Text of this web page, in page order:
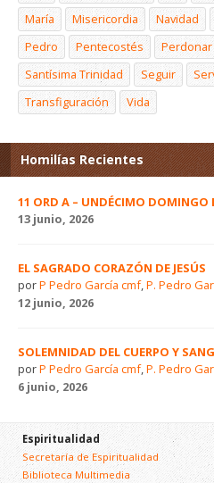
María
Misericordia Navidad
Pedro
Pentecostés Perdonar
Santísima Trinidad
Seguir
Transfiguración
Vida
Homilías Recientes
11 ORD A – UNDÉCIMO DOMINGO
13 junio, 2026
EL SAGRADO CORAZÓN DE JESÚS
porP Pedro García cmf, P. Pedro
12 junio, 2026
SOLEMNIDAD DEL CUERPO Y
porP Pedro García cmf, P. Pedro
6 junio, 2026
Espiritualidad
Secretaría de Espiritualidad
Biblioteca Multimedia